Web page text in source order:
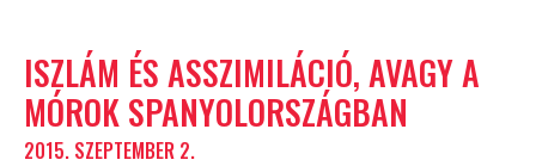
ISZLÁM ÉS ASSZIMILÁCIÓ, AVAGY A
MÓROK SPANYOLORSZÁGBAN
2015. SZEPTEMBER 2.